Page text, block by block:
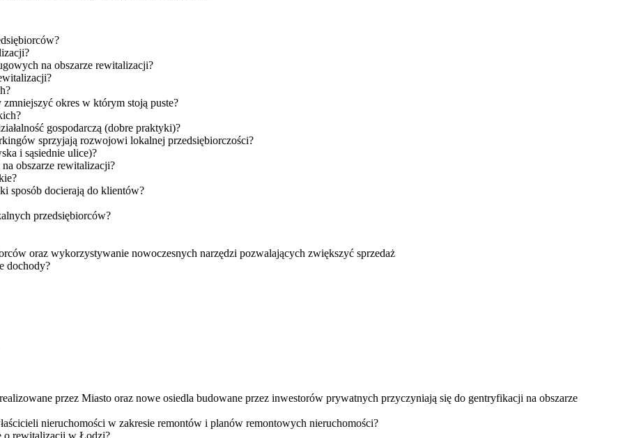
na obszarze rewitalizacji?
okres w którym stoją puste?
gospodarczą (dobre praktyki)?
sprzyjają rozwojowi lokalnej przedsiębiorczości?
i sąsiednie ulice)?
obszarze rewitalizacji?
sposób docierają do klientów?
przedsiębiorców?
oraz wykorzystywanie nowoczesnych narzędzi pozwalających zwiększyć sprzedaż
dochody?
przez Miasto oraz nowe osiedla budowane przez inwestorów prywatnych przyczyniają się do gentryfikacji na obszarze
nieruchomości w zakresie remontów i planów remontowych nieruchomości?